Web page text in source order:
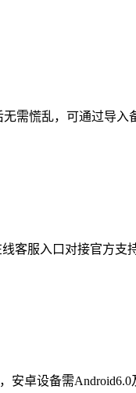
需慌乱，可通过导入
客服入口对接官方支
安卓设备需Android6.0